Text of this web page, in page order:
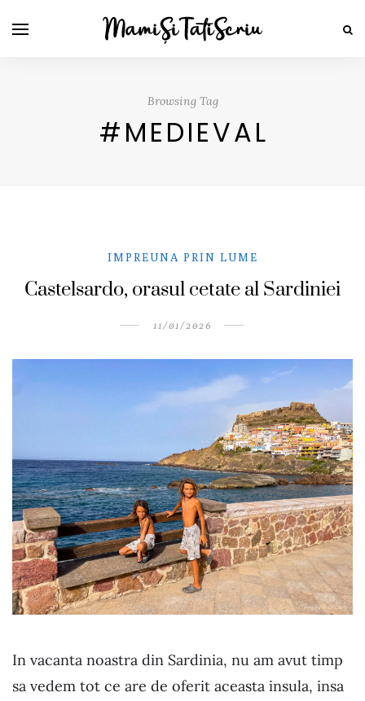
Browsing Tag
#MEDIEVAL
IMPREUNA PRIN LUME
Castelsardo, orasul cetate al Sardiniei
11/01/2026
In vacanta noastra din Sardinia, nu am avut timp
sa vedem tot ce are de oferit aceasta insula, insa